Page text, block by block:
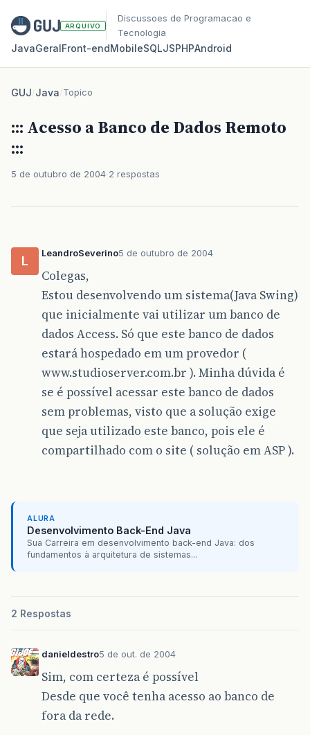
ARQUIVO
Discussoes de Programacao e
Tecnologia
JavaGeralFront‑endMobileSQLJSPHPAndroid
GUJ/Java/Topico
::: Acesso a Banco de Dados Remoto
:::
5 de outubro de 2004 2 respostas
L
LeandroSeverino5 de outubro de 2004
Colegas,
Estou desenvolvendo um sistema(Java Swing)
que inicialmente vai utilizar um banco de
dados Access. Só que este banco de dados
estará hospedado em um provedor (
www.studioserver.com.br ). Minha dúvida é
se é possível acessar este banco de dados
sem problemas, visto que a solução exige
que seja utilizado este banco, pois ele é
compartilhado com o site ( solução em ASP ).
ALURA
Desenvolvimento Back-End Java
Sua Carreira em desenvolvimento back-end Java: dos
fundamentos à arquitetura de sistemas...
2 Respostas
danieldestro5 de out. de 2004
Sim, com certeza é possível
Desde que você tenha acesso ao banco de
fora da rede.